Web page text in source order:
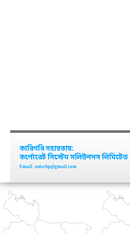
কারিগরি সহায়তায়:
কর্পোরেট সিস্টেম সলিউশনস লিমিটেড
Email: anischp@gmail.com